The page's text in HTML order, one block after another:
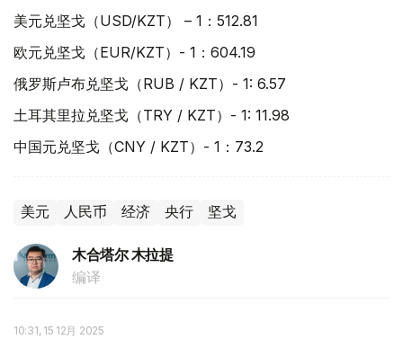
美元兑坚戈（USD/KZT） – 1：512.81
欧元兑坚戈（EUR/KZT）- 1：604.19
俄罗斯卢布兑坚戈（RUB / KZT）- 1: 6.57
土耳其里拉兑坚戈（TRY / KZT）- 1: 11.98
中国元兑坚戈（CNY / KZT）- 1：73.2
美元 人民币 经济 央行 坚戈
木合塔尔 木拉提
编译
10:31, 15 12月 2025